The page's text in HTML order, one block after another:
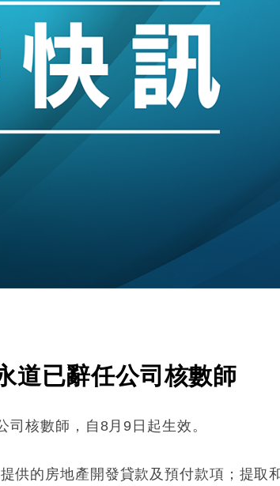
道已辭任公司核數師
核數師，自8月9日起生效。
供的房地產開發貸款及預付款項；提取